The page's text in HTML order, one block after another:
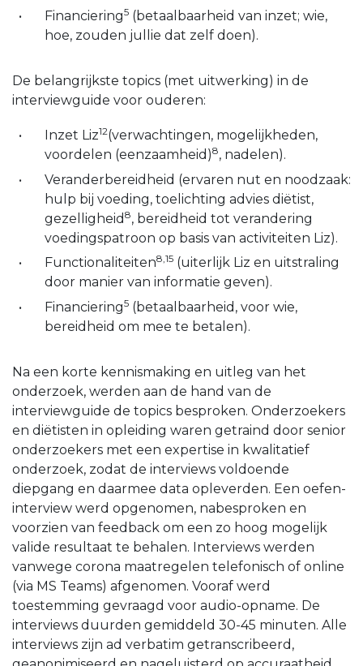
Financiering5 (betaalbaarheid van inzet; wie,
hoe, zouden jullie dat zelf doen).
De belangrijkste topics (met uitwerking) in de
interviewguide voor ouderen:
Inzet Liz12(verwachtingen, mogelijkheden,
voordelen (eenzaamheid)8, nadelen).
Veranderbereidheid (ervaren nut en noodzaak:
hulp bij voeding, toelichting advies diëtist,
gezelligheid 8, bereidheid tot verandering
voedingspatroon op basis van activiteiten Liz).
Functionaliteiten8,15 (uiterlijk Liz en uitstraling
door manier van informatie geven).
Financiering5 (betaalbaarheid, voor wie,
bereidheid om mee te betalen).
Na een korte kennismaking en uitleg van het
onderzoek, werden aan de hand van de
interviewguide de topics besproken. Onderzoekers
en diëtisten in opleiding waren getraind door senior
onderzoekers met een expertise in kwalitatief
onderzoek, zodat de interviews voldoende
diepgang en daarmee data opleverden. Een oefen-
interview werd opgenomen, nabesproken en
voorzien van feedback om een zo hoog mogelijk
valide resultaat te behalen. Interviews werden
vanwege corona maatregelen telefonisch of online
(via MS Teams) afgenomen. Vooraf werd
toestemming gevraagd voor audio-opname. De
interviews duurden gemiddeld 30-45 minuten. Alle
interviews zijn ad verbatim getranscribeerd,